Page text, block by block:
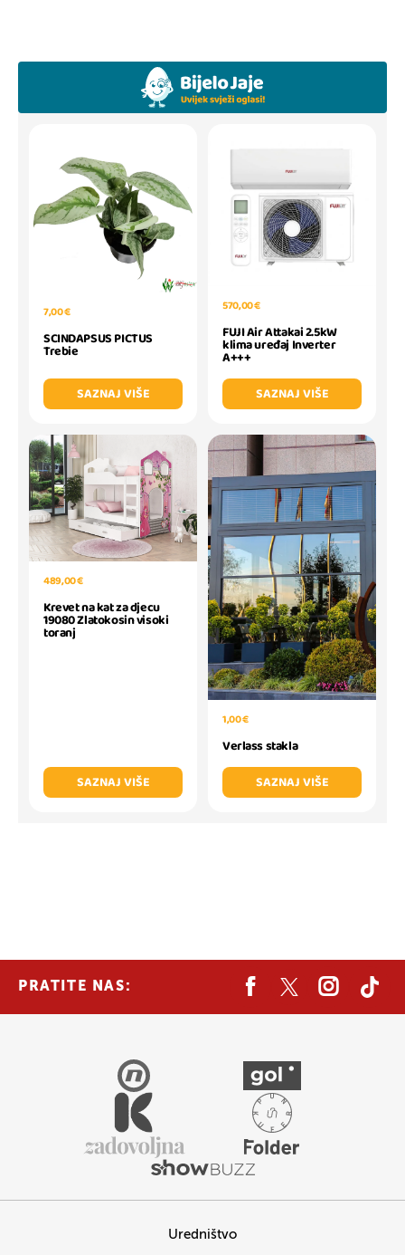
7,00 €
SCINDAPSUS PICTUS
Trebie
SAZNAJ VIŠE
570,00 €
FUJI Air Attakai 2.5kW
klima uređaj Inverter
A+++
SAZNAJ VIŠE
489,00 €
Krevet na kat za djecu
19080 Zlatokosin visoki
toranj
SAZNAJ VIŠE
1,00 €
Verlass stakla
SAZNAJ VIŠE
PRATITE NAS:
Uredništvo